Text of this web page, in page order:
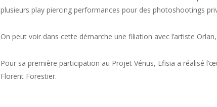
plusieurs play piercing performances pour des photoshootings
On peut voir dans cette démarche une filiation avec l’artiste
Pour sa première participation au Projet Vénus, Efisia a réalisé
Florent Forestier.